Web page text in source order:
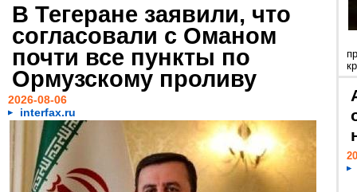
В Тегеране заявили, что
согласовали с Оманом
почти все пункты по
Ормузскому проливу
2026-08-06
interfax.ru